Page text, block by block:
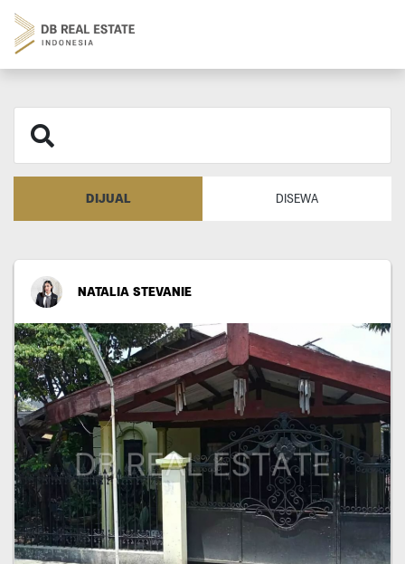
DIJUAL DISEWA
NATALIA STEVANIE